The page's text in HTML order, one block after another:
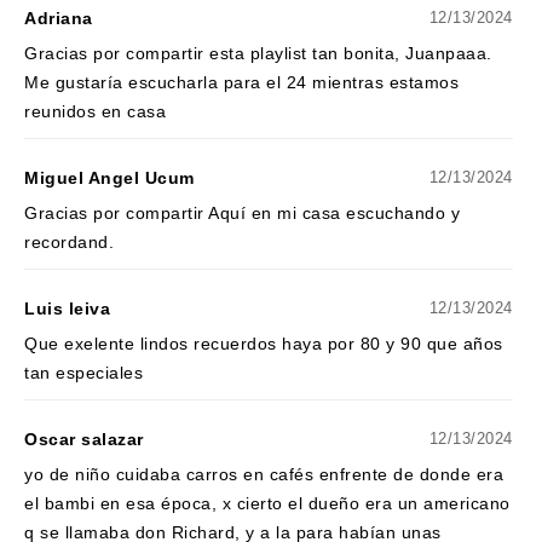
Adriana 12/13/2024
Gracias por compartir esta playlist tan bonita, Juanpaaa.
Me gustaría escucharla para el 24 mientras estamos
reunidos en casa
Miguel Angel Ucum 12/13/2024
Gracias por compartir Aquí en mi casa escuchando y
recordand.
Luis leiva 12/13/2024
Que exelente lindos recuerdos haya por 80 y 90 que años
tan especiales
Oscar salazar 12/13/2024
yo de niño cuidaba carros en cafés enfrente de donde era
el bambi en esa época, x cierto el dueño era un americano
q se llamaba don Richard, y a la para habían unas